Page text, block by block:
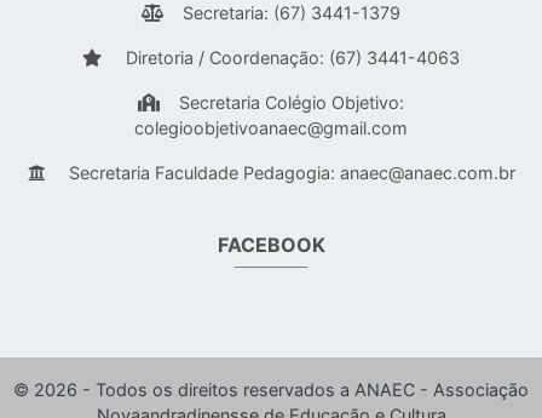
Secretaria: (67) 3441-1379
Diretoria / Coordenação: (67) 3441-4063
Secretaria Colégio Objetivo:
colegioobjetivoanaec@gmail.com
Secretaria Faculdade Pedagogia: anaec@anaec.com.br
FACEBOOK
© 2026 - Todos os direitos reservados a ANAEC - Associação